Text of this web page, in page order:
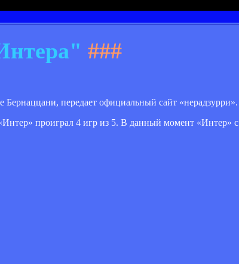
###
передает официальный сайт «нерадзурри».
проиграл 4 игр из 5. В данный момент «Интер» с